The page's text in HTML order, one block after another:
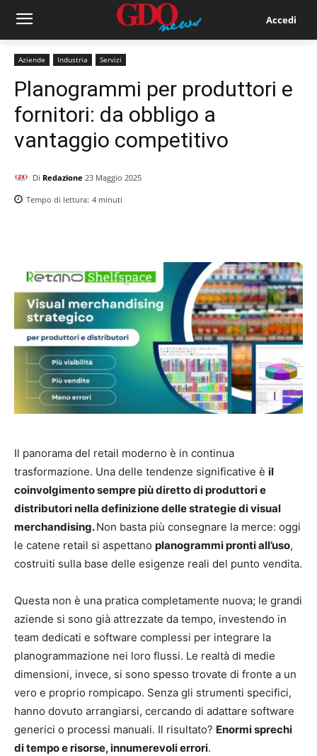
Accedi
Aziende Industria Servizi
Planogrammi per produttori e
fornitori: da obbligo a
vantaggio competitivo
Di Redazione 23 Maggio 2025
Tempo di lettura: 4 minuti
Il panorama del retail moderno è in continua
trasformazione. Una delle tendenze significative è il
coinvolgimento sempre più diretto di produttori e
distributori nella definizione delle strategie di visual
merchandising.Non basta più consegnare la merce: oggi
le catene retail si aspettano planogrammi pronti all’uso,
costruiti sulla base delle esigenze reali del punto vendita.
Questa non è una pratica completamente nuova; le grandi
aziende si sono già attrezzate da tempo, investendo in
team dedicati e software complessi per integrare la
planogrammazione nei loro flussi. Le realtà di medie
dimensioni, invece, si sono spesso trovate di fronte a un
vero e proprio rompicapo. Senza gli strumenti specifici,
hanno dovuto arrangiarsi, cercando di adattare software
generici o processi manuali. Il risultato? Enormi sprechi
di tempo e risorse, innumerevoli errori.